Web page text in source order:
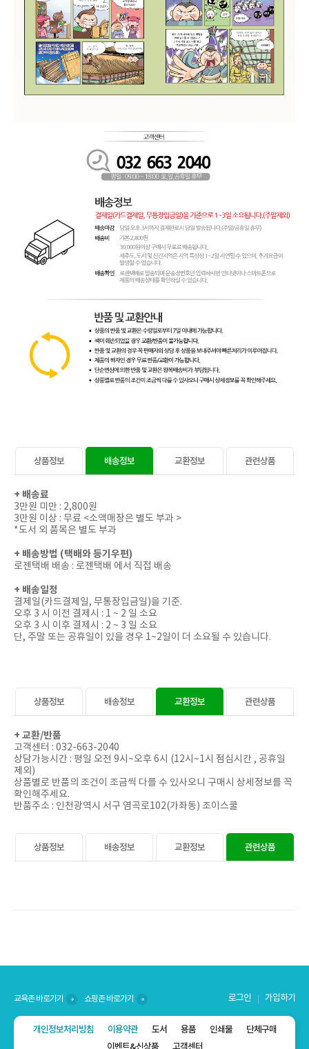
상품정보 배송정보 교환정보 관련상품
+ 배송료
3만원 미만 : 2,800원
3만원 이상 : 무료 <소액매장은 별도 부과 >
*도서 외 품목은 별도 부과
+ 배송방법 (택배와 등기우편)
로젠택배 배송 : 로젠택배 에서 직접 배송
+ 배송일정
결제일(카드결제일, 무통장입금일)을 기준.
오후 3 시 이전 결제시 : 1 ~ 2 일 소요
오후 3 시 이후 결제시 : 2 ~ 3 일 소요
단, 주말 또는 공휴일이 있을 경우 1~2일이 더 소요될 수 있습니다.
상품정보 배송정보 교환정보 관련상품
+ 교환/반품
고객센터 : 032-663-2040
상담가능시간 : 평일 오전 9시~오후 6시 (12시~1시 점심시간 , 공휴일
제외)
상품별로 반품의 조건이 조금씩 다를 수 있사오니 구매시 상세정보를 꼭
확인해주세요.
반품주소 : 인천광역시 서구 염곡로102(가좌동) 조이스쿨
상품정보 배송정보 교환정보 관련상품
교육존 바로가기 쇼핑존 바로가기 로그인 가입하기
개인정보처리방침 이용약관 도서 용품 인쇄물
단체구매